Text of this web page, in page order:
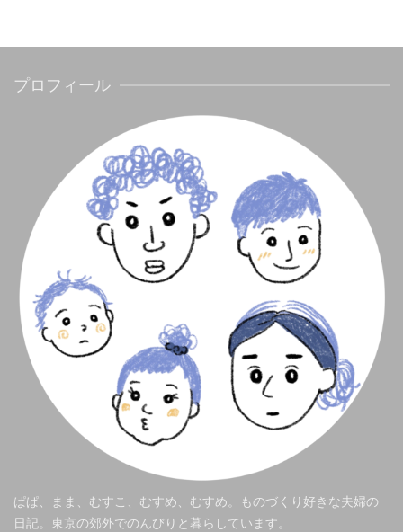
プロフィール
ぱぱ、まま、むすこ、むすめ、むすめ。ものづくり好きな夫婦の
日記。東京の郊外でのんびりと暮らしています。